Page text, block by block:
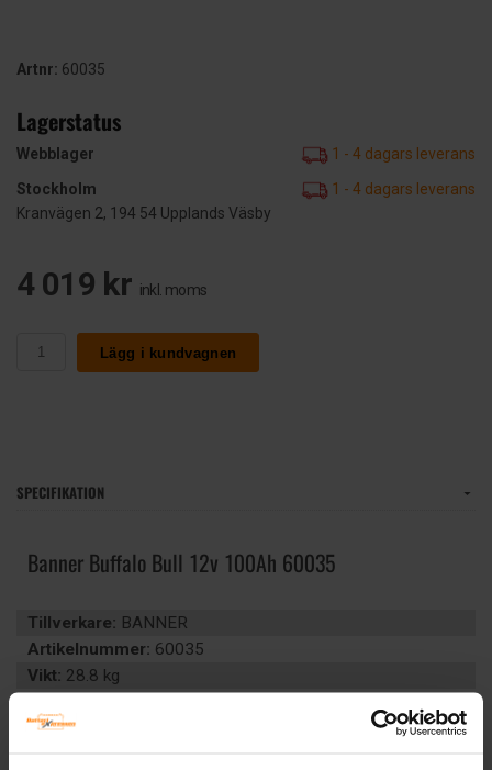
Artnr: 60035
Lagerstatus
Webblager
1 - 4 dagars leverans
Stockholm
1 - 4 dagars leverans
Kranvägen 2, 194 54 Upplands Väsby
4 019 kr inkl. moms
Lägg i kundvagnen
SPECIFIKATION
Banner Buffalo Bull 12v 100Ah 60035
Tillverkare: BANNER
Artikelnummer: 60035
Vikt: 28.8 kg
Volt:12